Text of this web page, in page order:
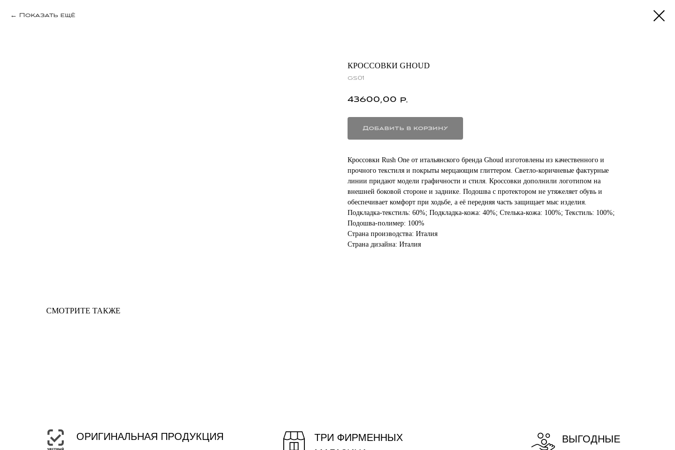
Показать ещё
КРОССОВКИ GHOUD
gs01
43600,00 р.
Добавить в корзину
Кроссовки Rush One от итальянского бренда Ghoud изготовлены из качественного и
прочного текстиля и покрыты мерцающим глиттером. Светло-коричневые фактурные
линии придают модели графичности и стиля. Кроссовки дополнили логотипом на
внешней боковой стороне и заднике. Подошва с протектором не утяжеляет обувь и
обеспечивает комфорт при ходьбе, а её передняя часть защищает мыс изделия.
Подкладка-текстиль: 60%; Подкладка-кожа: 40%; Стелька-кожа: 100%; Текстиль: 100%;
Подошва-полимер: 100%
Страна производства: Италия
Страна дизайна: Италия
СМОТРИТЕ ТАКЖЕ
ОРИГИНАЛЬНАЯ ПРОДУКЦИЯ
ТРИ ФИРМЕННЫХ
ВЫГОДНЫЕ